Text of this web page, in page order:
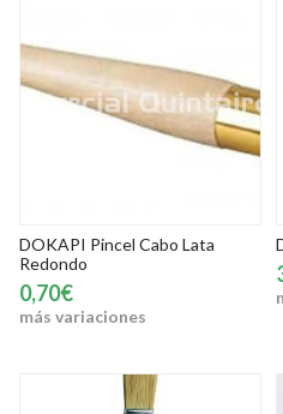
DOKAPI Pincel Cabo Lata
Redondo
0,70€
más variaciones